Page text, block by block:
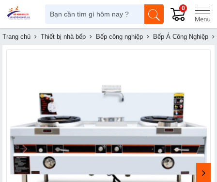
0
Trang chủ Thiết bị nhà bếp Bếp công nghiệp Bếp Á Công Nghiệp